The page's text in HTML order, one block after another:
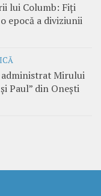
lui Columb: Fiți
epocă a diviziunii
administrat Mirului
Paul” din Onești